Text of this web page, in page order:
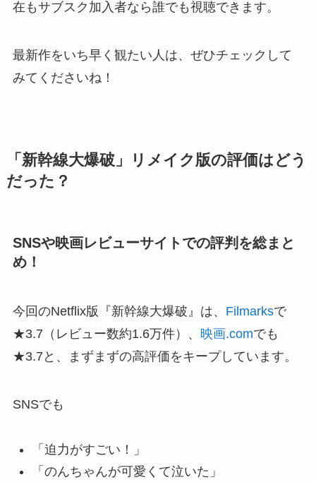
在もサブスク加入者なら誰でも視聴できます。
最新作をいち早く観たい人は、ぜひチェックして
みてくださいね！
「新幹線大爆破」リメイク版の評価はどう
だった？
SNSや映画レビューサイトでの評判を総まと
め！
今回のNetflix版『新幹線大爆破』は、 Filmarksで
★3.7（レビュー数約1.6万件）、 映画.comでも
★3.7と、まずまずの高評価をキープしています。
SNSでも
「迫力がすごい！」
「のんちゃんが可愛くて泣いた」